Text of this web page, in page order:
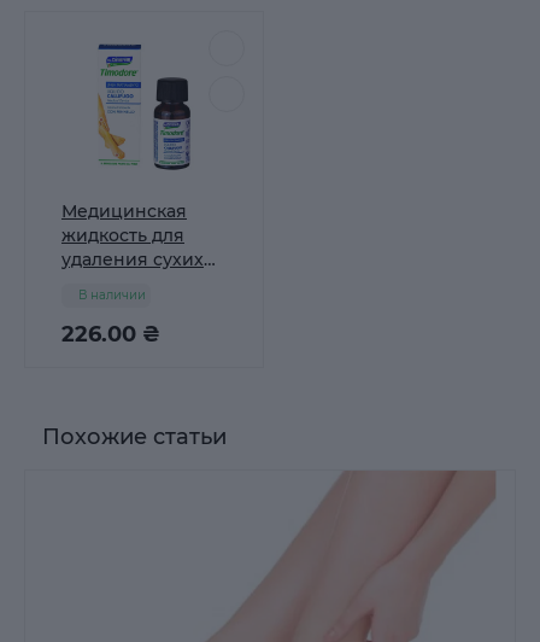
Медицинская
жидкость для
удаления сухих
Dr.Ciccarelli 12мл
В наличии
226.00 ₴
Похожие статьи